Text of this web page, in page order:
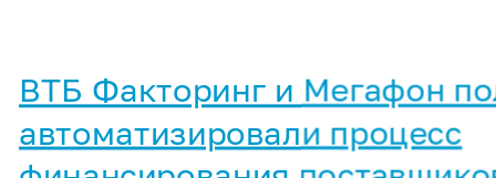
ВТБ Факторинг и Мегафон
автоматизировали процесс